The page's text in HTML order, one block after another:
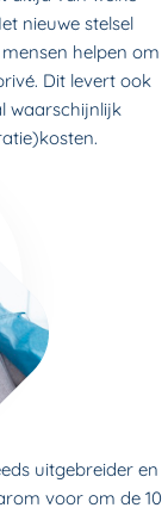
nieuwe stelsel
helpen om
Dit levert ook
waarschijnlijk
uitgebreider en
voor om de 10